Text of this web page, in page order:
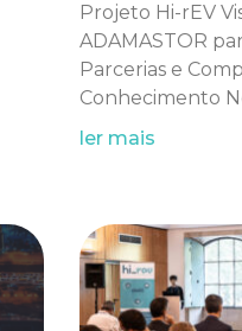
Projeto Hi-rEV
ADAMASTOR
Parcerias e
Conhecimento
ler mais